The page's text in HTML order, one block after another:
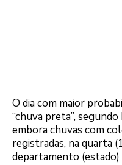
O dia com maior
“chuva preta”,
embora chuvas com
registradas, na quarta
departamento (estado)